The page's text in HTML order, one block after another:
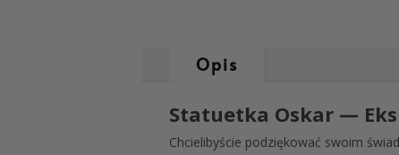
Opis
Statuetka Oskar —
Chcielibyście podziękować swoim